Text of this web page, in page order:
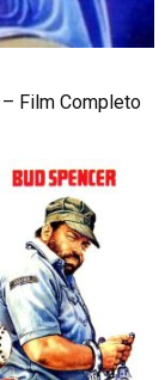
Film Completo